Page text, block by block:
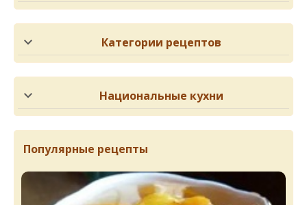
Категории рецептов
Национальные кухни
Популярные рецепты